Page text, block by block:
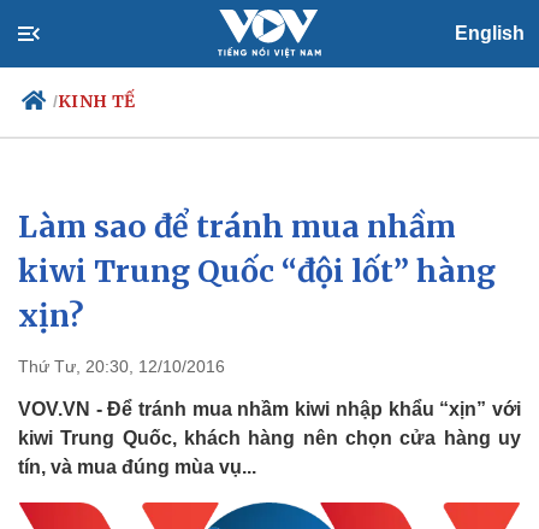
English
/KINH TẾ
Chính trị
Đảng
Tổ chức nhân sự
Quốc hội
Nhận diện sự thật
Xã hội
Tin 24h
Dự báo thời tiết
Làm sao để tránh mua nhầm
kiwi Trung Quốc “đội lốt” hàng
xịn?
Thứ Tư, 20:30, 12/10/2016
VOV.VN - Để tránh mua nhầm kiwi nhập khẩu “xịn” với
kiwi Trung Quốc, khách hàng nên chọn cửa hàng uy
tín, và mua đúng mùa vụ...